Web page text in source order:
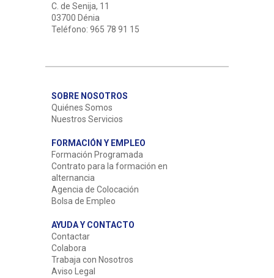
C. de Senija, 11
03700 Dénia
Teléfono: 965 78 91 15
SOBRE NOSOTROS
Quiénes Somos
Nuestros Servicios
FORMACIÓN Y EMPLEO
Formación Programada
Contrato para la formación en
alternancia
Agencia de Colocación
Bolsa de Empleo
AYUDA Y CONTACTO
Contactar
Colabora
Trabaja con Nosotros
Aviso Legal